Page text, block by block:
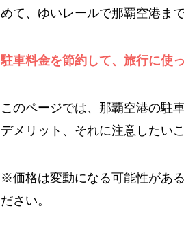
めて、ゆいレールで那覇空港ま
駐車料金を節約して、旅行に使
このページでは、那覇空港の駐
デメリット、それに注意したい
※価格は変動になる可能性があ
ださい。